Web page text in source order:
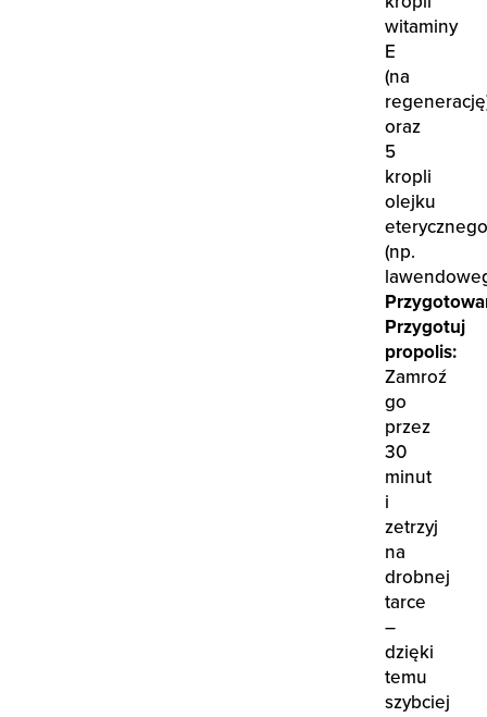
witaminy
E
(na
oraz
5
kropli
olejku
eterycznego
(np.
Przygotuj
propolis:
Zamroź
go
przez
30
minut
i
zetrzyj
na
drobnej
tarce
–
dzięki
temu
szybciej